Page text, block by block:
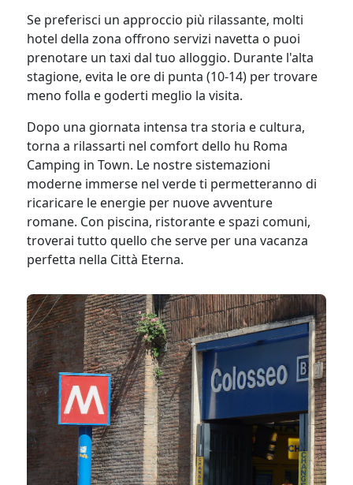
Se preferisci un approccio più rilassante, molti
hotel della zona offrono servizi navetta o puoi
prenotare un taxi dal tuo alloggio. Durante l'alta
stagione, evita le ore di punta (10-14) per trovare
meno folla e goderti meglio la visita.
Dopo una giornata intensa tra storia e cultura,
torna a rilassarti nel comfort dello hu Roma
Camping in Town. Le nostre sistemazioni
moderne immerse nel verde ti permetteranno di
ricaricare le energie per nuove avventure
romane. Con piscina, ristorante e spazi comuni,
troverai tutto quello che serve per una vacanza
perfetta nella Città Eterna.